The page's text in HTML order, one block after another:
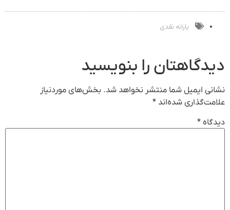
یک تماس
بفروش*فقط
خریدار واقعی*
معرفی شد
یارانه نقدی
دیدگاهتان را بنویسید
نشانی ایمیل شما منتشر نخواهد شد. بخش‌های موردنیاز
علامت‌گذاری شده‌اند *
دیدگاه *